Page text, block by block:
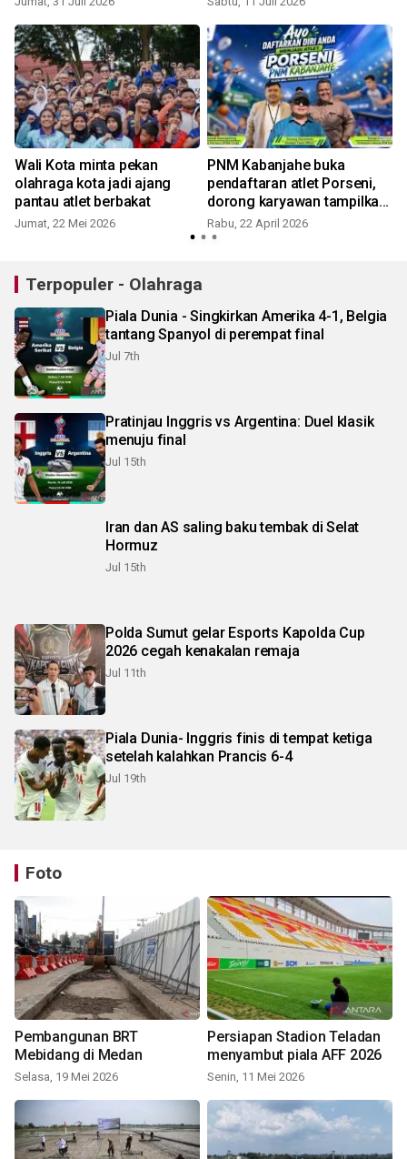
Wali Kota minta pekan
olahraga kota jadi ajang
pantau atlet berbakat
Jumat, 22 Mei 2026
PNM Kabanjahe buka
pendaftaran atlet Porseni,
dorong karyawan tampilkan
talenta terbaik
Rabu, 22 April 2026
Terpopuler - Olahraga
Piala Dunia - Singkirkan Amerika 4-1, Belgia
tantang Spanyol di perempat final
Jul 7th
Pratinjau Inggris vs Argentina: Duel klasik
menuju final
Jul 15th
Iran dan AS saling baku tembak di Selat
Hormuz
Jul 15th
Polda Sumut gelar Esports Kapolda Cup
2026 cegah kenakalan remaja
Jul 11th
Piala Dunia- Inggris finis di tempat ketiga
setelah kalahkan Prancis 6-4
Jul 19th
Foto
Pembangunan BRT
Mebidang di Medan
Selasa, 19 Mei 2026
Persiapan Stadion Teladan
menyambut piala AFF 2026
Senin, 11 Mei 2026